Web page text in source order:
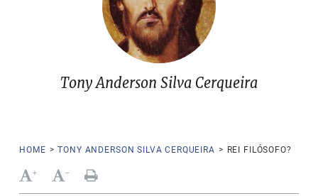
Tony Anderson Silva Cerqueira
HOME > TONY ANDERSON SILVA CERQUEIRA > REI FILÓSOFO?
+ -